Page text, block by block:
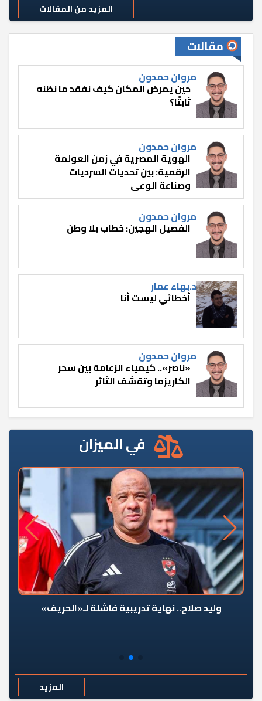
المزيد من المقالات
مقالات
مروان حمدون
حين يمرض المكان كيف نفقد ما نظنه
ثابتًا؟
مروان حمدون
الهوية المصرية في زمن العولمة
الرقمية: بين تحديات السرديات
وصناعة الوعي
مروان حمدون
الفصيل الهجين: خطاب بلا وطن
د.بهاء عمار
أخطائي ليست أنا
مروان حمدون
«ناصر».. كيمياء الزعامة بين سحر
الكاريزما وتقشف الثائر
في الميزان
وليد صلاح.. نهاية تدريبية فاشلة لـ«الحريف»
المزيد